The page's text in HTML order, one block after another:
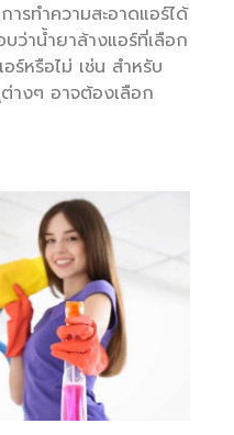
ารทำความสะอาดแอร์ได้
ว่าน้ำยาล้างแอร์ที่เลือก
ร์หรือไม่ เช่น สำหรับ
างๆ อาจต้องเลือก